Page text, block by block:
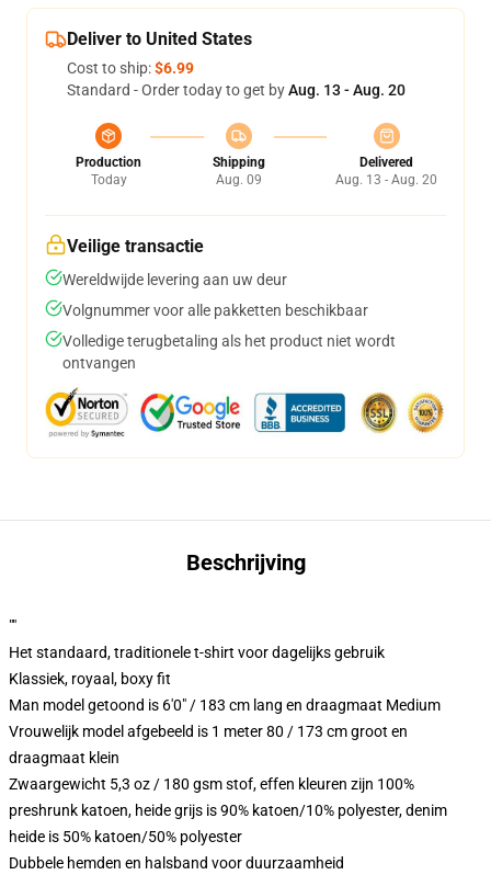
Deliver to United States
Cost to ship:$6.99
Standard - Order today to get byAug. 13 - Aug. 20
Production
Today
Shipping
Aug. 09
Delivered
Aug. 13 - Aug. 20
Veilige transactie
Wereldwijde levering aan uw deur
Volgnummer voor alle pakketten beschikbaar
Volledige terugbetaling als het product niet wordt
ontvangen
Beschrijving
""
Het standaard, traditionele t-shirt voor dagelijks gebruik
Klassiek, royaal, boxy fit
Man model getoond is 6'0" / 183 cm lang en draagmaat Medium
Vrouwelijk model afgebeeld is 1 meter 80 / 173 cm groot en
draagmaat klein
Zwaargewicht 5,3 oz / 180 gsm stof, effen kleuren zijn 100%
preshrunk katoen, heide grijs is 90% katoen/10% polyester, denim
heide is 50% katoen/50% polyester
Dubbele hemden en halsband voor duurzaamheid